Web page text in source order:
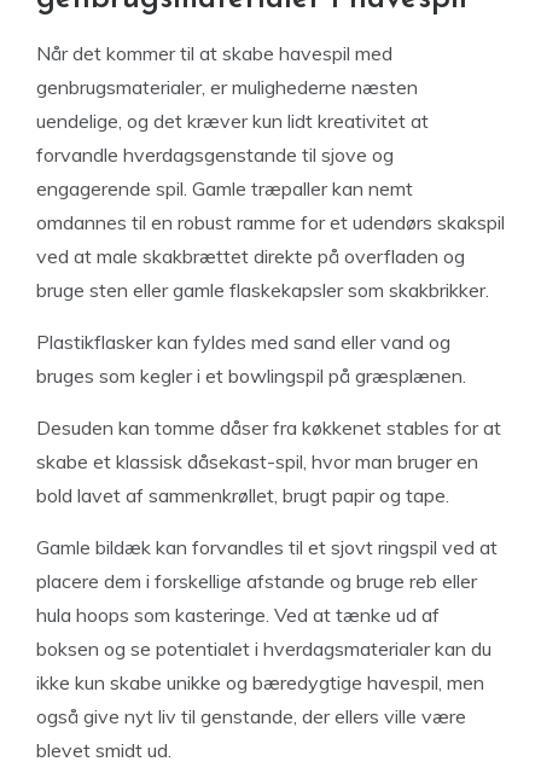
Når det kommer til at skabe havespil med
genbrugsmaterialer, er mulighederne næsten
uendelige, og det kræver kun lidt kreativitet at
forvandle hverdagsgenstande til sjove og
engagerende spil. Gamle træpaller kan nemt
omdannes til en robust ramme for et udendørs skakspil
ved at male skakbrættet direkte på overfladen og
bruge sten eller gamle flaskekapsler som skakbrikker.
Plastikflasker kan fyldes med sand eller vand og
bruges som kegler i et bowlingspil på græsplænen.
Desuden kan tomme dåser fra køkkenet stables for at
skabe et klassisk dåsekast-spil, hvor man bruger en
bold lavet af sammenkrøllet, brugt papir og tape.
Gamle bildæk kan forvandles til et sjovt ringspil ved at
placere dem i forskellige afstande og bruge reb eller
hula hoops som kasteringe. Ved at tænke ud af
boksen og se potentialet i hverdagsmaterialer kan du
ikke kun skabe unikke og bæredygtige havespil, men
også give nyt liv til genstande, der ellers ville være
blevet smidt ud.